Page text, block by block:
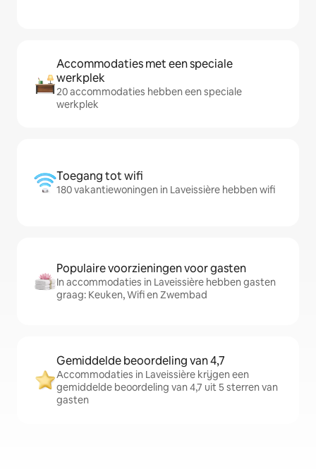
Accommodaties met een speciale
werkplek
20 accommodaties hebben een speciale
werkplek
Toegang tot wifi
180 vakantiewoningen in Laveissière hebben wifi
Populaire voorzieningen voor gasten
In accommodaties in Laveissière hebben gasten
graag: Keuken, Wifi en Zwembad
Gemiddelde beoordeling van 4,7
Accommodaties in Laveissière krijgen een
gemiddelde beoordeling van 4,7 uit 5 sterren van
gasten